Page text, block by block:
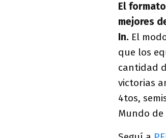
El
mejores
In. El
que los
cantidad
victorias
4tos,
Mundo de